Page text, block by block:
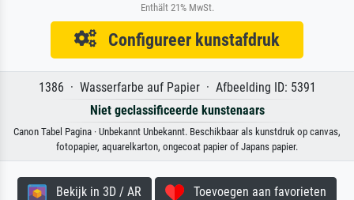
Enthält 21% MwSt.
Configureer kunstafdruk
1386 · Wasserfarbe auf Papier · Afbeelding ID: 5391
Niet geclassificeerde kunstenaars
Canon Tabel Pagina · Unbekannt Unbekannt. Beschikbaar als kunstdruk op canvas,
fotopapier, aquarelkarton, ongecoat papier of Japans papier.
Bekijk in 3D / AR Toevoegen aan favorieten